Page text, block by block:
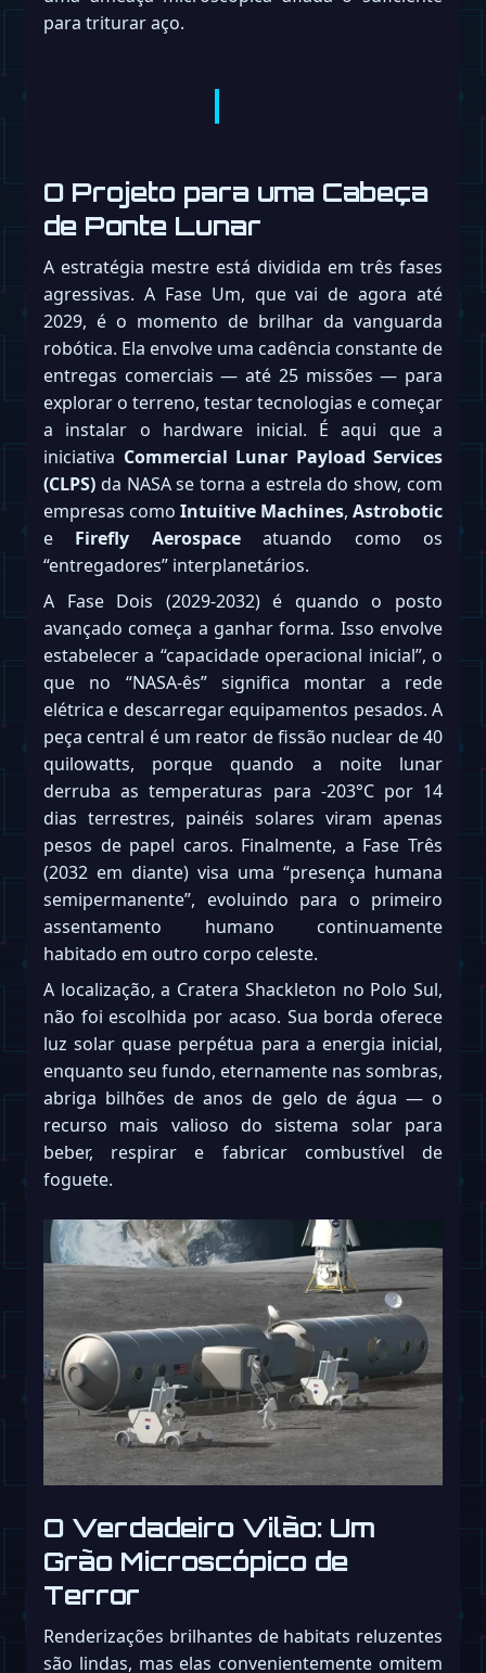
para triturar aço.
O Projeto para uma Cabeça
de Ponte Lunar
A estratégia mestre está dividida em três fases
agressivas. A Fase Um, que vai de agora até
2029, é o momento de brilhar da vanguarda
robótica. Ela envolve uma cadência constante de
entregas comerciais — até 25 missões — para
explorar o terreno, testar tecnologias e começar
a instalar o hardware inicial. É aqui que a
iniciativa Commercial Lunar Payload Services
(CLPS) da NASA se torna a estrela do show, com
empresas como Intuitive Machines, Astrobotic
e Firefly Aerospaceatuando como os
“entregadores” interplanetários.
A Fase Dois (2029-2032) é quando o posto
avançado começa a ganhar forma. Isso envolve
estabelecer a “capacidade operacional inicial”, o
que no “NASA-ês” significa montar a rede
elétrica e descarregar equipamentos pesados. A
peça central é um reator de fissão nuclear de 40
quilowatts, porque quando a noite lunar
derruba as temperaturas para -203°C por 14
dias terrestres, painéis solares viram apenas
pesos de papel caros. Finalmente, a Fase Três
(2032 em diante) visa uma “presença humana
semipermanente”, evoluindo para o primeiro
assentamento humano continuamente
habitado em outro corpo celeste.
A localização, a Cratera Shackleton no Polo Sul,
não foi escolhida por acaso. Sua borda oferece
luz solar quase perpétua para a energia inicial,
enquanto seu fundo, eternamente nas sombras,
abriga bilhões de anos de gelo de água — o
recurso mais valioso do sistema solar para
beber, respirar e fabricar combustível de
foguete.
O Verdadeiro Vilão: Um
Grão Microscópico de
Terror
Renderizações brilhantes de habitats reluzentes
são lindas, mas elas convenientemente omitem